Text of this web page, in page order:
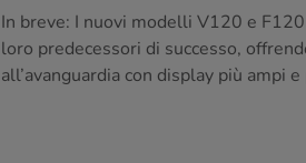
In breve: I nuovi modelli V120 e
loro predecessori di successo,
all’avanguardia con display più ampi